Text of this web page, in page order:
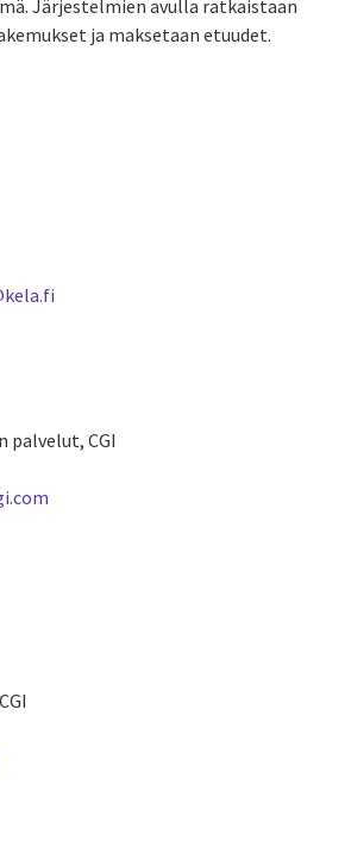
Järjestelmien avulla ratkaistaan
ja maksetaan etuudet.
palvelut, CGI